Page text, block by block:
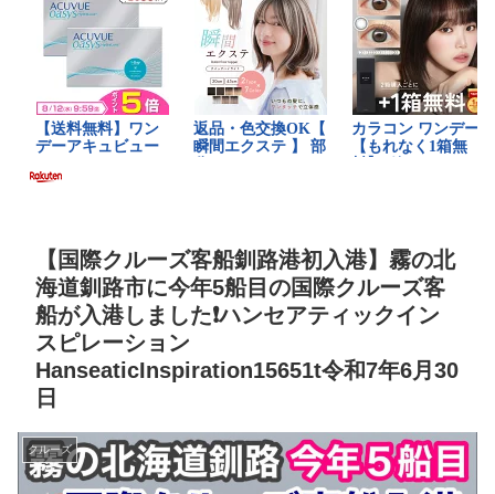
【国際クルーズ客船釧路港初入港】霧の北
海道釧路市に今年5船目の国際クルーズ客
船が入港しました❗️ハンセアティックイン
スピレーション
HanseaticInspiration15651t令和7年6月30
日
クルーズ